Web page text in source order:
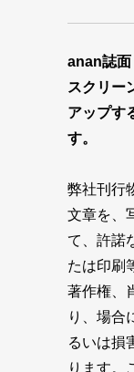
anan誌面
スクリー
アップす
す。
弊社刊行
文章を、
て、許諾
たは印刷
著作権、
り、場合
るいは損
ります。